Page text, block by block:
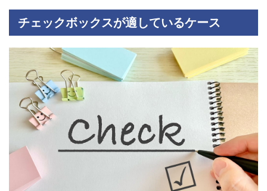
チェックボックスが適しているケース